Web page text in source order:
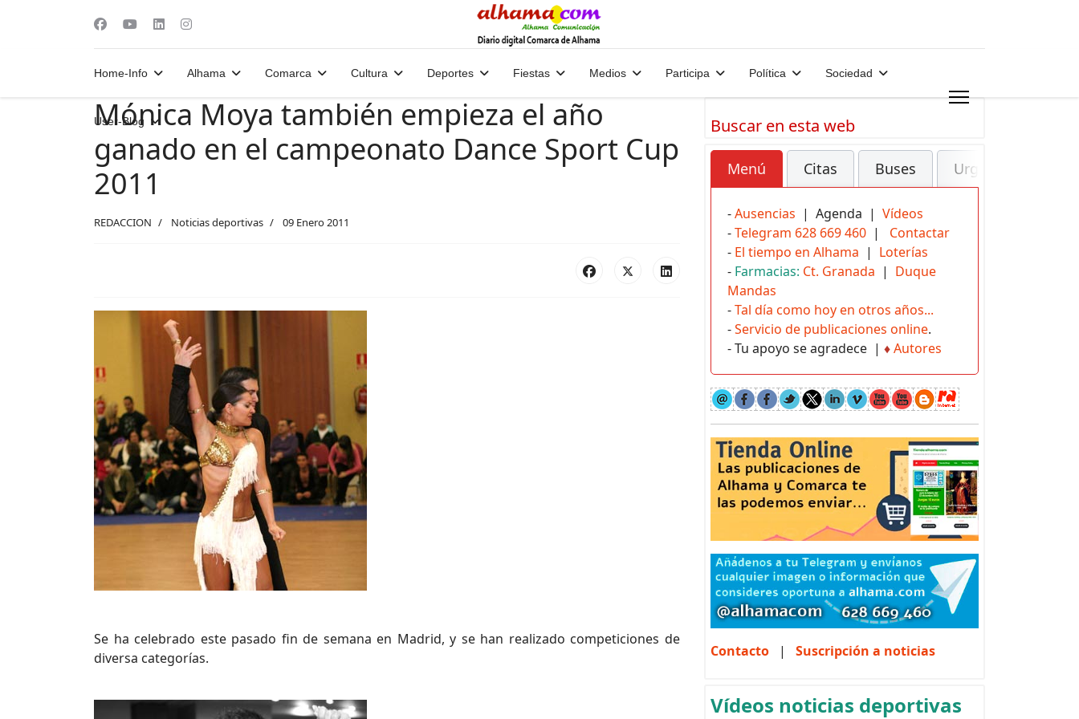
Home-Info Alhama Comarca Cultura Deportes Fiestas Medios Participa Política Sociedad
User-Blog
Mónica Moya también empieza el año
ganado en el campeonato Dance Sport Cup
2011
REDACCION Noticias deportivas 09 Enero 2011
Se ha celebrado este pasado fin de semana en Madrid, y se han realizado competiciones de
diversa categorías.
Buscar en esta web
Menú Citas Buses Urgencias
-Ausencias | Agenda | Vídeos
-Telegram 628 669 460 | Contactar
- El tiempo en Alhama | Loterías
- Farmacias: Ct. Granada | Duque
Mandas
-Tal día como hoy en otros años...
-Servicio de publicaciones online.
- Tu apoyo se agradece | ♦Autores
Contacto | Suscripción a noticias
Vídeos noticias deportivas